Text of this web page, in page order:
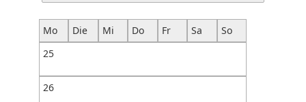
Mo Die Mi Do Fr Sa
So
25
26